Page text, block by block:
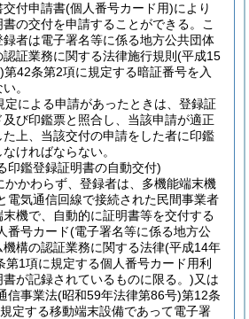
交付申請書(個人番号カード用)により
の交付を申請することができる。
こ
者は電子署名等に係る地方公共団体
証業務に関する法律施行規則 (平成15
第42条第2項に規定する暗証番号を入
。
定による申請があったときは、登録証
び印鑑票と照合し、当該申請が適正
上、当該交付の申請をした者に印鑑
ければならない。
印鑑登録証明書の自動交付)
かかわらず、登録者は、多機能端末機
電気通信回線で接続された民間事業者
機で、自動的に証明書等を交付する
番号カード(電子署名等に係る地方公
構の認証業務に関する法律(平成14年
第1項に規定する個人番号カード用利
が記録されているものに限る。)又は
信事業法(昭和59年法律第86号)第12条
定する移動端末設備であって電子署